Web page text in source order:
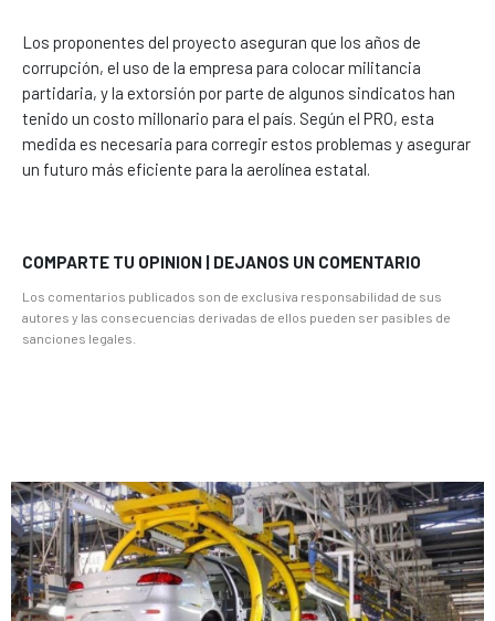
Los proponentes del proyecto aseguran que los años de
corrupción, el uso de la empresa para colocar militancia
partidaria, y la extorsión por parte de algunos sindicatos han
tenido un costo millonario para el país. Según el PRO, esta
medida es necesaria para corregir estos problemas y asegurar
un futuro más eficiente para la aerolínea estatal.
COMPARTE TU OPINION | DEJANOS UN COMENTARIO
Los comentarios publicados son de exclusiva responsabilidad de sus
autores y las consecuencias derivadas de ellos pueden ser pasibles de
sanciones legales.